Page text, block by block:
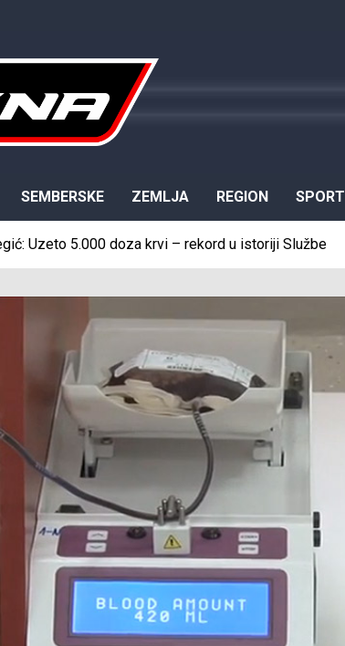
SEMBERSKE ZEMLJA REGION SPORT
Uzeto 5.000 doza krvi – rekord u istoriji Službe